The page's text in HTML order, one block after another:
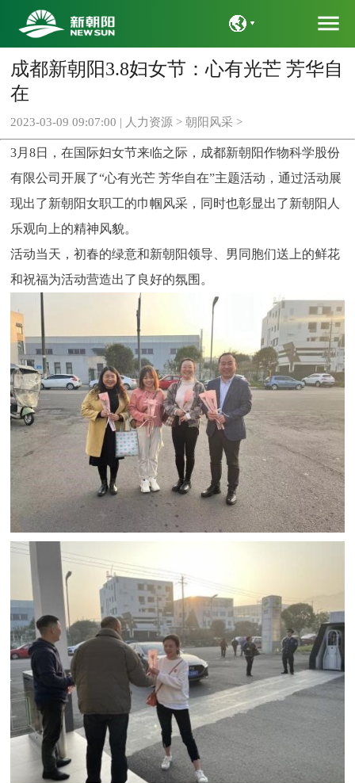
语言
menu
成都新朝阳3.8妇女节：心有光芒 芳华自
在
2023-03-09 09:07:00 | 人力资源 > 朝阳风采>
3月8日，在国际妇女节来临之际，成都新朝阳作物科学股份
有限公司开展了“心有光芒 芳华自在”主题活动，通过活动展
现出了新朝阳女职工的巾帼风采，同时也彰显出了新朝阳人
乐观向上的精神风貌。
活动当天，初春的绿意和新朝阳领导、男同胞们送上的鲜花
和祝福为活动营造出了良好的氛围。